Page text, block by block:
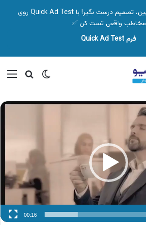
🎯 قبل از شروع کمپین، تصمیم درست بگیر! با Quick Ad Test روی
مخاطب واقعی تست کن ✅
فرم Quick Ad Test
تغییر پوسته
00:16